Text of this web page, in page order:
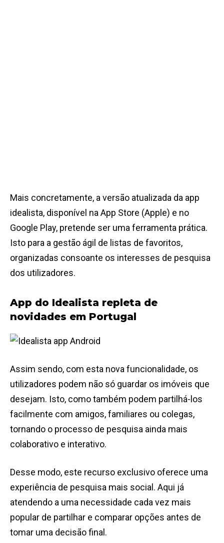
Mais concretamente, a versão atualizada da app
idealista, disponível na App Store (Apple) e no
Google Play, pretende ser uma ferramenta prática.
Isto para a gestão ágil de listas de favoritos,
organizadas consoante os interesses de pesquisa
dos utilizadores.
App do Idealista repleta de
novidades em Portugal
Assim sendo, com esta nova funcionalidade, os
utilizadores podem não só guardar os imóveis que
desejam. Isto, como também podem partilhá-los
facilmente com amigos, familiares ou colegas,
tornando o processo de pesquisa ainda mais
colaborativo e interativo.
Desse modo, este recurso exclusivo oferece uma
experiência de pesquisa mais social. Aqui já
atendendo a uma necessidade cada vez mais
popular de partilhar e comparar opções antes de
tomar uma decisão final.